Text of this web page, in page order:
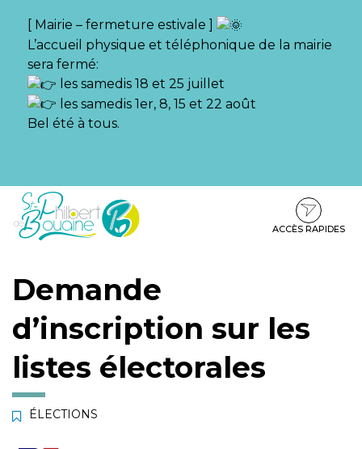
[ Mairie – fermeture estivale ]
L’accueil physique et téléphonique de la mairie
sera fermé:
les samedis 18 et 25 juillet
les samedis 1er, 8, 15 et 22 août
Bel été à tous.
Aller
Aller
contenu
Aller
pied
ACCÈS RAPIDES
Demande
d’inscription sur les
listes électorales
ÉLECTIONS